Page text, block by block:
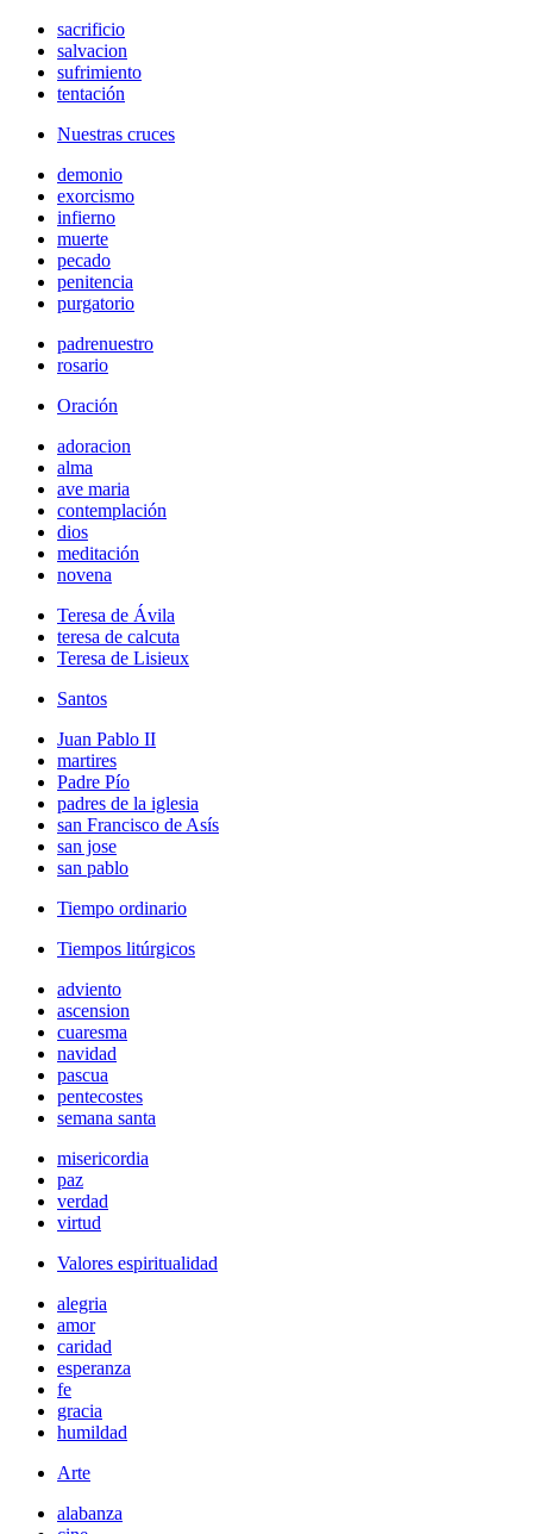
sacrificio
salvacion
sufrimiento
tentación
Nuestras cruces
demonio
exorcismo
infierno
muerte
pecado
penitencia
purgatorio
padrenuestro
rosario
Oración
adoracion
alma
ave maria
contemplación
dios
meditación
novena
Teresa de Ávila
teresa de calcuta
Teresa de Lisieux
Santos
Juan Pablo II
martires
Padre Pío
padres de la iglesia
san Francisco de Asís
san jose
san pablo
Tiempo ordinario
Tiempos litúrgicos
adviento
ascension
cuaresma
navidad
pascua
pentecostes
semana santa
misericordia
paz
verdad
virtud
Valores espiritualidad
alegria
amor
caridad
esperanza
fe
gracia
humildad
Arte
alabanza